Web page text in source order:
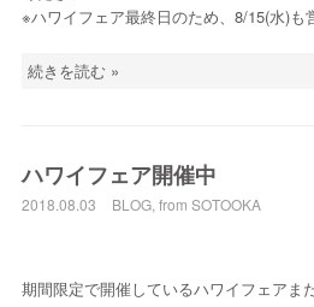
※ハワイフェア最終日のため、8/15(水)も
続きを読む »
ハワイフェア開催中
2018.08.03 BLOG, from SOTOOKA
期間限定で開催しているハワイフェアま